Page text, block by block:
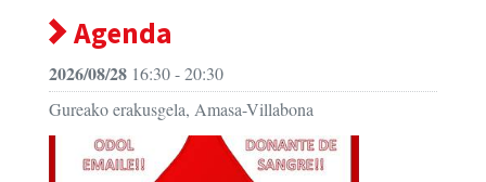
Agenda
2026/08/28 16:30 - 20:30
Gureako erakusgela, Amasa-Villabona